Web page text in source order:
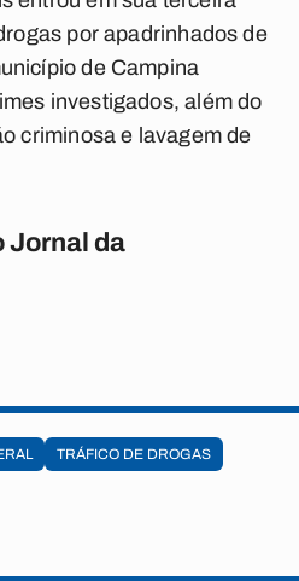
por apadrinhados de
de Campina
investigados, além do
criminosa e lavagem de
Jornal da
TRÁFICO DE DROGAS